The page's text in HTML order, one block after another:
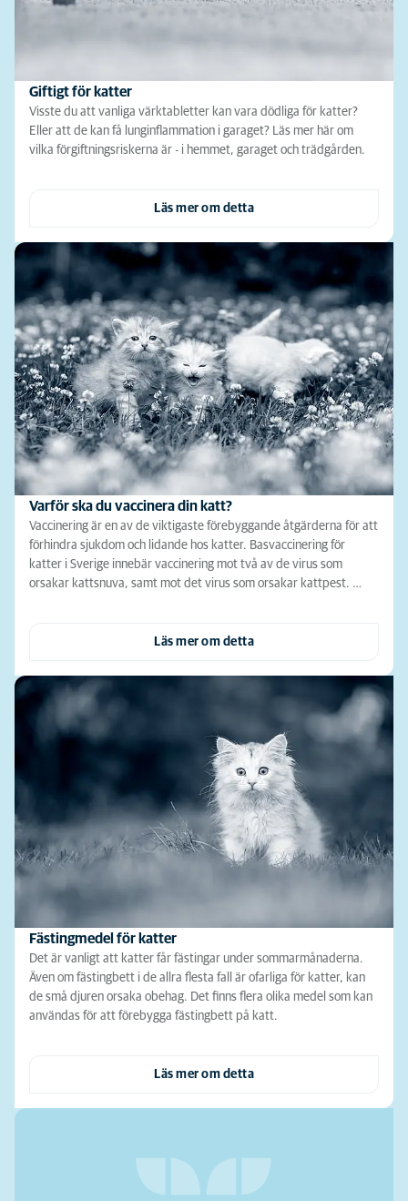
Giftigt för katter
Visste du att vanliga värktabletter kan vara dödliga för katter?
Eller att de kan få lunginflammation i garaget? Läs mer här om
vilka förgiftningsriskerna är - i hemmet, garaget och trädgården.
Läs mer om detta
Varför ska du vaccinera din katt?
Vaccinering är en av de viktigaste förebyggande åtgärderna för att
förhindra sjukdom och lidande hos katter. Basvaccinering för
katter i Sverige innebär vaccinering mot två av de virus som
orsakar kattsnuva, samt mot det virus som orsakar kattpest. …
Läs mer om detta
Fästingmedel för katter
Det är vanligt att katter får fästingar under sommarmånaderna.
Även om fästingbett i de allra flesta fall är ofarliga för katter, kan
de små djuren orsaka obehag. Det finns flera olika medel som kan
användas för att förebygga fästingbett på katt.
Läs mer om detta